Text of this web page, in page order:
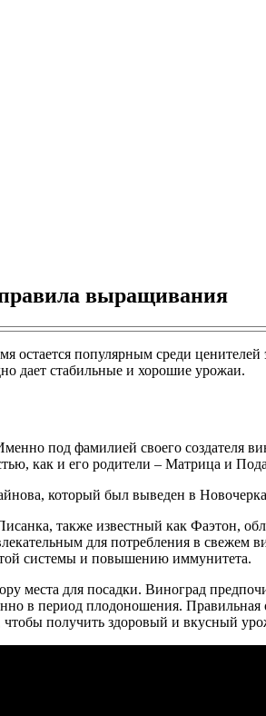
выращивания
популярным среди
дает стабильные и хорошие урожаи.
под фамилией своего создателя
как и его родители – Матрица и
который был выведен в
также известный как Фаэтон,
для потребления в свежем
системы и повышению иммунитета.
места для посадки. Виноград
в период плодоношения.
получить здоровый и вкусный